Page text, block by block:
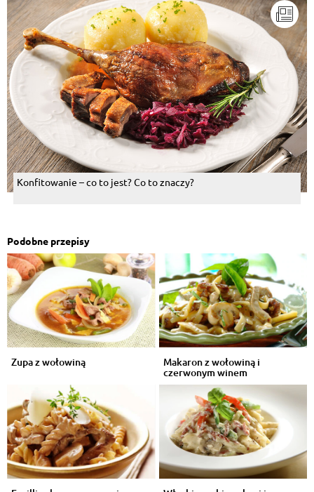
Konfitowanie – co to jest? Co to znaczy?
Podobne przepisy
Zupa z wołowiną Makaron z wołowiną i
czerwonym winem